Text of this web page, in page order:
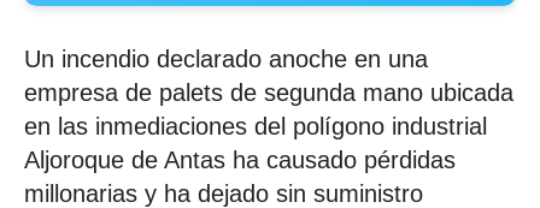
Un incendio declarado anoche en una
empresa de palets de segunda mano ubicada
en las inmediaciones del polígono industrial
Aljoroque de Antas ha causado pérdidas
millonarias y ha dejado sin suministro